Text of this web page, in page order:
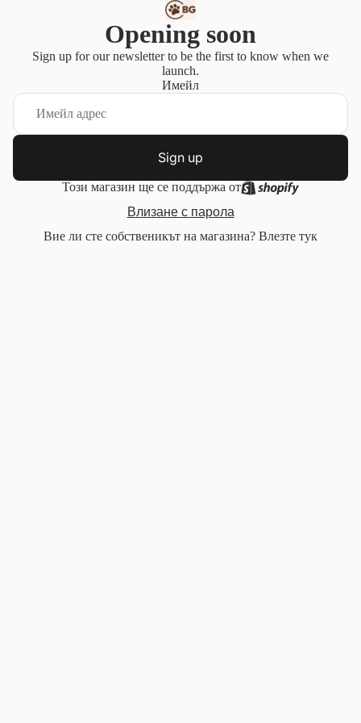
Opening soon
Sign up for our newsletter to be the first to know when we
launch.
Имейл
Sign up
Този магазин ще се поддържа от
Влизане с парола
Вие ли сте собственикът на магазина? Влезте тук